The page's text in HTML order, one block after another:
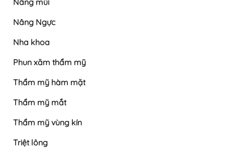
Nâng mũi
Nâng Ngực
Nha khoa
Phun xăm thẩm mỹ
Thẩm mỹ hàm mặt
Thẩm mỹ mắt
Thẩm mỹ vùng kín
Triệt lông